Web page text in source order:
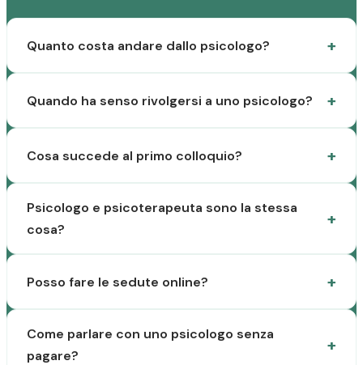
Quanto costa andare dallo psicologo?
Quando ha senso rivolgersi a uno psicologo?
Cosa succede al primo colloquio?
Psicologo e psicoterapeuta sono la stessa
cosa?
Posso fare le sedute online?
Come parlare con uno psicologo senza
pagare?